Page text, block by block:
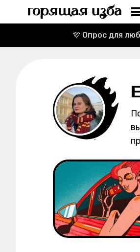
Реклама
Спецпроекты
Контакты
О проекте
💜 Опрос для